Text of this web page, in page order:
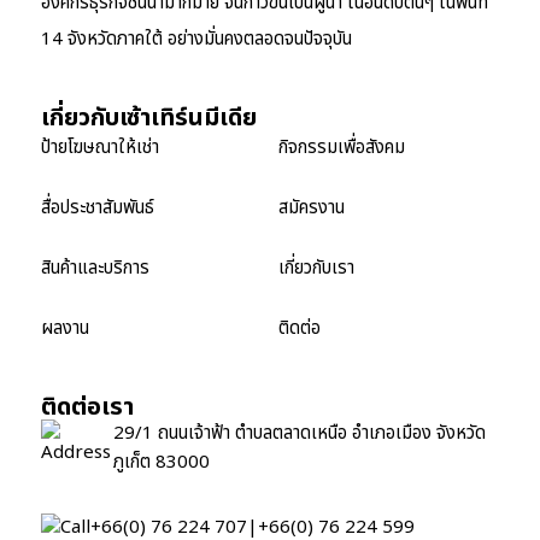
14 จังหวัดภาคใต้ อย่างมั่นคงตลอดจนปัจจุบัน
เกี่ยวกับเซ้าเทิร์นมีเดีย
ป้ายโฆษณาให้เช่า
สื่อประชาสัมพันธ์
สินค้าและบริการ
ผลงาน
กิจกรรมเพื่อสังคม
สมัครงาน
เกี่ยวกับเรา
ติดต่อ
ติดต่อเรา
29/1 ถนนเจ้าฟ้า ตำบลตลาดเหนือ อำเภอเมือง จังหวัด
ภูเก็ต 83000
+66(0) 76 224 707|+66(0) 76 224 599